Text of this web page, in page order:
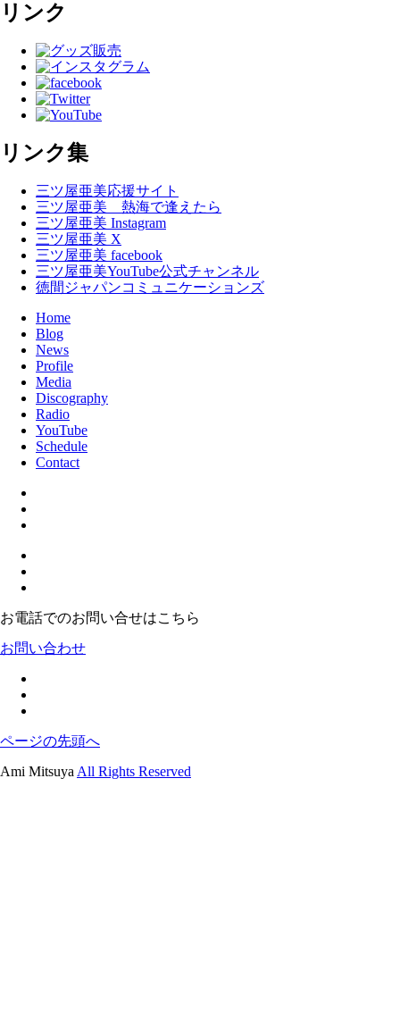
リンク
リンク集
三ツ屋亜美応援サイト
三ツ屋亜美 熱海で逢えたら
三ツ屋亜美 Instagram
三ツ屋亜美 X
三ツ屋亜美 facebook
三ツ屋亜美YouTube公式チャンネル
徳間ジャパンコミュニケーションズ
Home
Blog
News
Profile
Media
Discography
Radio
YouTube
Schedule
Contact
お電話でのお問い合せはこちら
お問い合わせ
ページの先頭へ
Ami Mitsuya All Rights Reserved